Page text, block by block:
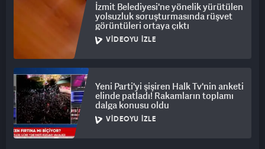
İzmit Belediyesi'ne yönelik yürütülen
yolsuzluk soruşturmasında rüşvet
görüntüleri ortaya çıktı
VIDEOYU İZLE
Yeni Parti'yi şişiren Halk Tv'nin anketi
elinde patladı! Rakamların toplamı
dalga konusu oldu
VIDEOYU İZLE